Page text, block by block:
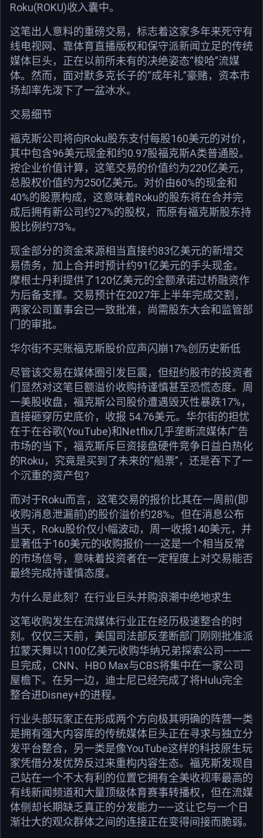
Roku(ROKU)收入囊中。
这笔出人意料的重磅交易，标志着这家多年来死守有
线电视网、靠体育直播版权和保守派新闻立足的传统
媒体巨头，正在以前所未有的决绝姿态“梭哈”流媒
体。然而，面对默多克长子的“成年礼”豪赌，资本市
场却率先泼下了一盆冰水。
交易细节
福克斯公司将向Roku股东支付每股160美元的对价，
其中包含96美元现金和约0.97股福克斯A类普通股。
按企业价值计算，这笔交易的价值约为220亿美元，
总股权价值约为250亿美元。对价由60%的现金和
40%的股票构成，这意味着Roku的股东将在合并完
成后拥有新公司约27%的股权，而原有福克斯股东持
股比例约73%。
现金部分的资金来源相当直接约83亿美元的新增交
易债务，加上合并时预计约91亿美元的手头现金。
摩根士丹利提供了120亿美元的全额承诺过桥融资作
为后备支撑。交易预计在2027年上半年完成交割，
两家公司董事会已一致批准，尚需股东大会和监管部
门的审批。
华尔街不买账福克斯股价应声闪崩17%创历史新低
尽管该交易在媒体圈引发巨震，但纽约股市的投资者
们显然对这笔巨额溢价收购持谨慎甚至恐慌态度。周
一美股收盘，福克斯公司股价遭遇毁灭性暴跌17%，
直接砸穿历史底价，收报 54.76美元。华尔街的担忧
在于在谷歌(YouTube)和Netflix几乎垄断流媒体广告
市场的当下，福克斯斥巨资接盘硬件竞争日益白热化
的Roku，究竟是买到了未来的“船票”，还是吞下了一
个沉重的资产包?
而对于Roku而言，这笔交易的报价比其在一周前(即
收购消息泄漏前)的股价溢价约28%。但在消息公布
当天，Roku股价仅小幅波动，周一收报140美元，并
显著低于160美元的收购报价——这是一个相当反常
的市场信号，意味着投资者在一定程度上对交易能否
最终完成持谨慎态度。
为什么是此刻？在行业巨头并购浪潮中绝地求生
这笔收购发生在流媒体行业正在经历极速整合的时
刻。仅仅三天前，美国司法部反垄断部门刚刚批准派
拉蒙天舞以1100亿美元收购华纳兄弟探索公司——一
旦完成，CNN、HBO Max与CBS将集中在一家公司
屋檐下。在另一边，迪士尼已经完成了将Hulu完全
整合进Disney+的进程。
行业头部玩家正在形成两个方向极其明确的阵营一类
是拥有强大内容库的传统媒体巨头正在寻求与独立分
发平台整合，另一类是像YouTube这样的科技原生玩
家凭借分发优势反过来重构内容生态。福克斯发现自
己站在一个不太有利的位置它拥有全美收视率最高的
有线新闻频道和大量顶级体育赛事转播权，但在流媒
体侧却长期缺乏真正的分发能力——这让它与一个日
渐壮大的观众群体之间的连接正在变得间接而脆弱。